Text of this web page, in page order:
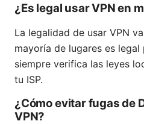
¿Es legal usar VPN en
La legalidad de usar VPN
mayoría de lugares es
siempre verifica las leyes
tu ISP.
¿Cómo evitar fugas de
VPN?